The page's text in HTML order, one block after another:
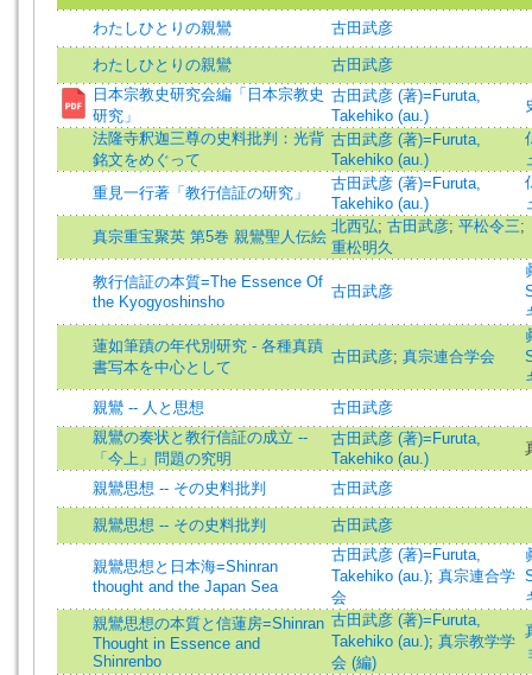
わたしひとりの親鸞 古田武彦
わたしひとりの親鸞
古田武彦
日本宗教史研究会編「日本宗教史
研究」
古田武彦 (著)=Furuta,
Takehiko (au.)
法隆寺釈迦三尊の史料批判：光背
銘文をめぐって
古田武彦 (著)=Furuta,
Takehiko (au.)
重見一行著「教行信証の研究」
古田武彦 (著)=Furuta,
Takehiko (au.)
真宗重宝聚英 第5巻 親鸞聖人伝絵
北西弘; 古田武彦; 平松令三;
重松明久
教行信証の本質=The Essence Of
the Kyogyoshinsho
古田武彦
蓮如筆蹟の年代別研究 - 各種真蹟
書写本を中心として
古田武彦; 真宗連合学会
親鸞 -- 人と思想
古田武彦
親鸞の奏状と教行信証の成立 --
「今上」問題の究明
古田武彦 (著)=Furuta,
Takehiko (au.)
親鸞思想 -- その史料批判 古田武彦
親鸞思想 -- その史料批判 古田武彦
親鸞思想と日本海=Shinran
thought and the Japan Sea
古田武彦 (著)=Furuta,
Takehiko (au.); 真宗連合学
会
親鸞思想の本質と信蓮房=Shinran
Thought in Essence and
Shinrenbo
古田武彦 (著)=Furuta,
Takehiko (au.); 真宗教学学
会 (編)